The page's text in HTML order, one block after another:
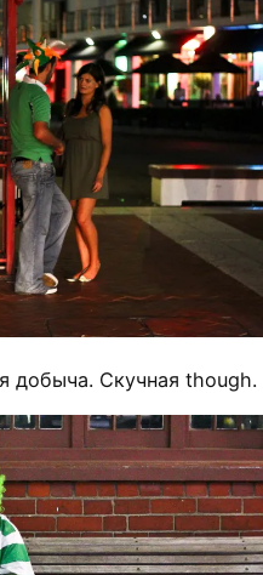
добыча. Скучная though.